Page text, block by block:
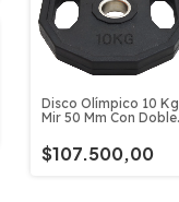
Disco Olímpico 10 Kg
Mir 50 Mm Con Doble
$107.500,00